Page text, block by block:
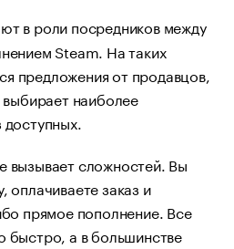
в роли посредников между
Steam. На таких
предложения от продавцов,
выбирает наиболее
вызывает сложностей. Вы
оплачиваете заказ и
прямое пополнение. Все
быстро, а в большинстве